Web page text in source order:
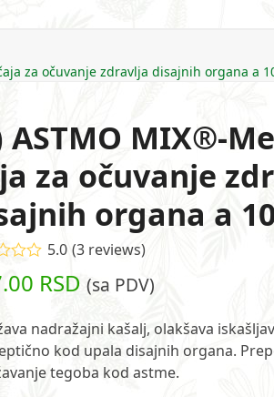
za očuvanje zdravlja disajnih organa a
ASTMO MIX®-
za očuvanje
organa a
5 na
5.0 (3reviews)
RSD (sa PDV)
nadražajni kašalj, olakšava
kod upala disajnih organa.
tegoba kod astme.